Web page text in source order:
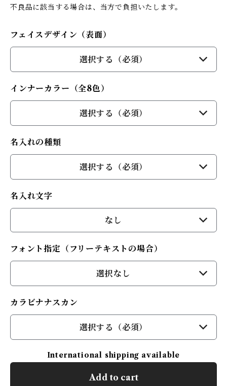
不良品に該当する場合は、当方で負担いたします。
フェイスデザイン（表面）
選択する（必須）
インナーカラー（全8色）
選択する（必須）
名入れの種類
選択する（必須）
名入れ文字
なし
フォント指定（フリーテキストの場合）
選択なし
カラビナナスカン
選択する（必須）
International shipping available
Add to cart